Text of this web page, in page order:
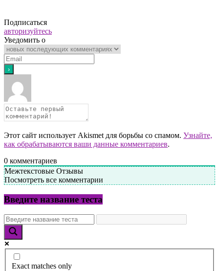
Подписаться
авторизуйтесь
Уведомить о
Этот сайт использует Akismet для борьбы со спамом. Узнайте,
как обрабатываются ваши данные комментариев.
0 комментариев
Межтекстовые Отзывы
Посмотреть все комментарии
Введите название теста
Exact matches only